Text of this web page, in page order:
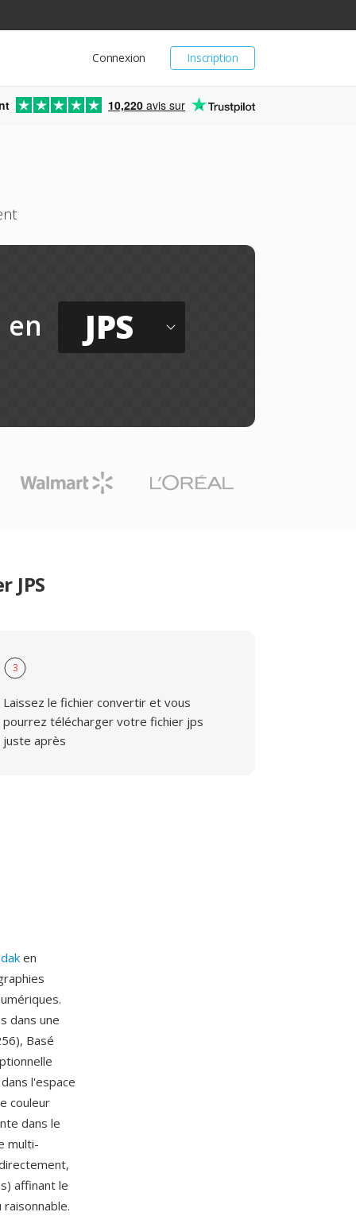
Inscription
Connexion
10,220 avis sur
en JPS
JPS
3
Laissez le fichier convertir et vous
pourrez télécharger votre fichier jps
juste après
en
dans une
Basé
l'espace
couleur
dans le
multi-
affinant le